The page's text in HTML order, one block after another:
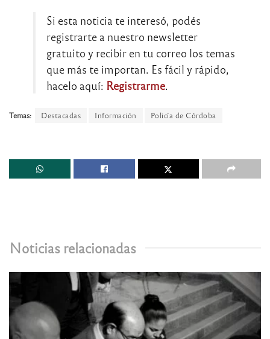
Si esta noticia te interesó, podés
registrarte a nuestro newsletter
gratuito y recibir en tu correo los temas
que más te importan. Es fácil y rápido,
hacelo aquí: Registrarme
Temas: Destacadas Información Policía de Córdoba
Noticias relacionadas